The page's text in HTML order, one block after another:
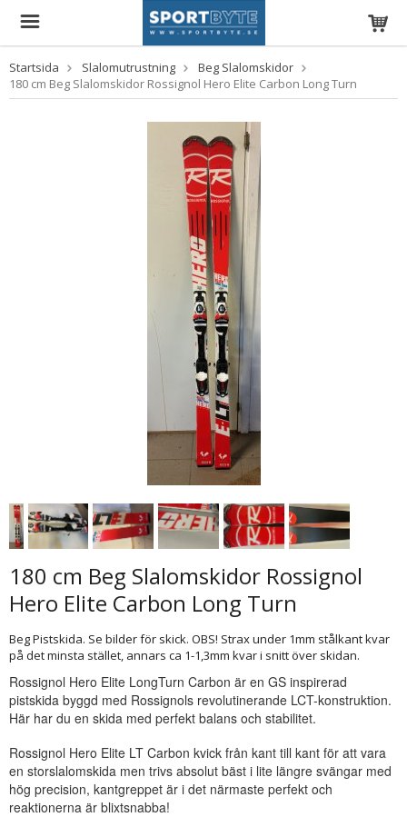
Startsida Slalomutrustning
Beg Slalomskidor
180 cm Beg Slalomskidor Rossignol Hero Elite Carbon Long Turn
180 cm Beg Slalomskidor Rossignol
Hero Elite Carbon Long Turn
Beg Pistskida. Se bilder för skick. OBS! Strax under 1mm stålkant kvar
på det minsta stället, annars ca 1-1,3mm kvar i snitt över skidan.
Rossignol Hero Elite LongTurn Carbon är en GS inspirerad
pistskida byggd med Rossignols revolutinerande LCT-konstruktion.
Här har du en skida med perfekt balans och stabilitet.
Rossignol Hero Elite LT Carbon kvick från kant till kant för att vara
en storslalomskida men trivs absolut bäst i lite längre svängar med
hög precision, kantgreppet är i det närmaste perfekt och
reaktionerna är blixtsnabba!